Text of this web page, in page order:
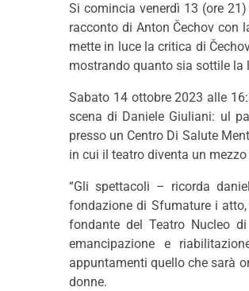
Si comincia venerdì 13 (ore
racconto di Anton Čechov con
mette in luce la critica di
mostrando quanto sia sottile la
Sabato 14 ottobre 2023 alle
scena di Daniele Giuliani: ul
presso un Centro Di Salute
in cui il teatro diventa un
“Gli spettacoli – ricorda
fondazione di Sfumature i
fondante del Teatro Nucleo
emancipazione e
appuntamenti quello che sarà
donne.